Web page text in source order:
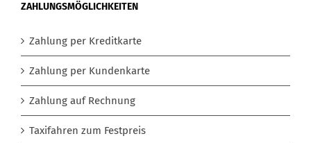
ZAHLUNGSMÖGLICHKEITEN
Zahlung per Kreditkarte
Zahlung per Kundenkarte
Zahlung auf Rechnung
Taxifahren zum Festpreis